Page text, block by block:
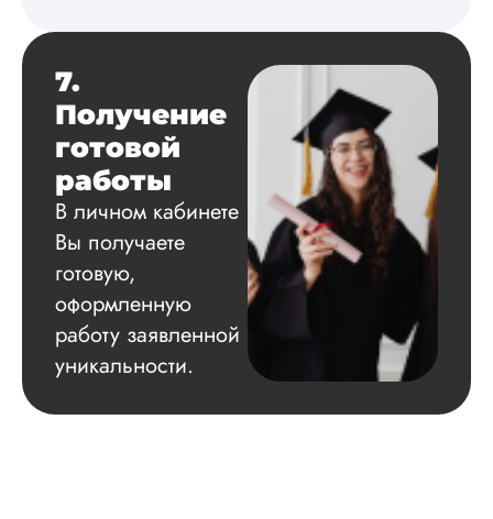
7.
Получение
готовой
работы
В личном кабинете
Вы получаете
готовую,
оформленную
работу заявленной
уникальности.